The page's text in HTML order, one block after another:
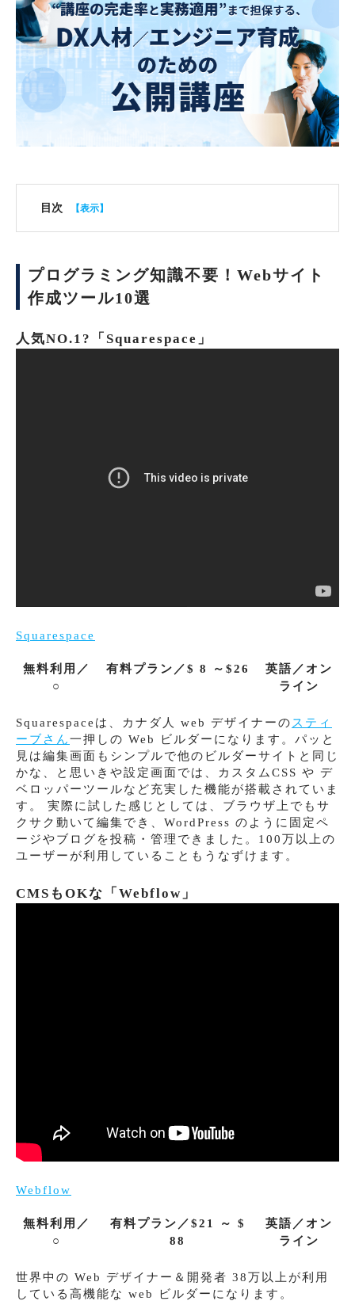
目次
プログラミング知識不要！Webサイト
作成ツール10選
人気NO.1?「Squarespace」
Squarespace
無料利用／
○
有料プラン／$ 8 ～$26
英語／オン
ライン
Squarespaceは、カナダ人 web デザイナーの スティ
ーブさん一押しの Web ビルダーになります。パッと
見は編集画面もシンプルで他のビルダーサイトと同じ
かな、と思いきや設定画面では、カスタムCSS や デ
ベロッパーツールなど充実した機能が搭載されていま
す。 実際に試した感じとしては、ブラウザ上でもサ
クサク動いて編集でき、WordPress のように固定ペ
ージやブログを投稿・管理できました。100万以上の
ユーザーが利用していることもうなずけます。
CMSもOKな「Webflow」
Webflow
無料利用／
○
有料プラン／$21 ～ $
88
英語／オン
ライン
世界中の Web デザイナー＆開発者 38万以上が利用
している高機能な web ビルダーになります。